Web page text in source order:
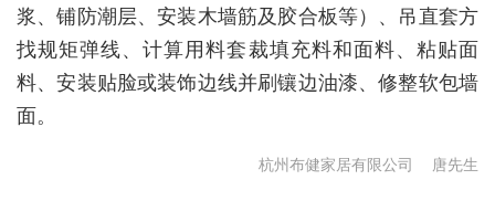
浆、铺防潮层、安装木墙筋及胶合板等）、吊直套方
找规矩弹线、计算用料套裁填充料和面料、粘贴面
料、安装贴脸或装饰边线并刷镶边油漆、修整软包墙
面。
杭州布健家居有限公司 唐先生